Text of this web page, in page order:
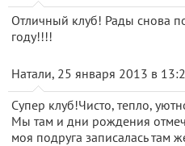
Отличный клуб! Рады снова
году!!!!
Натали, 25 января 2013 в
Супер клуб!Чисто, тепло,
Мы там и дни рождения
моя подруга записалась там